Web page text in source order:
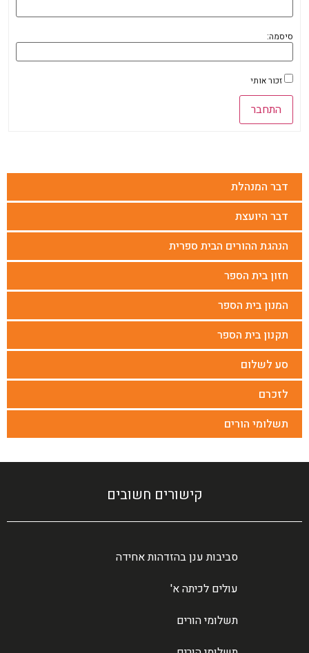
דבר המנהלת
דבר היועצת
הנהגת ההורים הבית ספרית
חזון בית הספר
המנון בית הספר
תקנון בית הספר
סע לשלום
לזכרם
תשלומי הורים
סיסמה:
זכור אותי
התחבר
קישורים חשובים
סביבות ענן בהזדהות אחידה
עולים לכיתה א'
תשלומי הורים